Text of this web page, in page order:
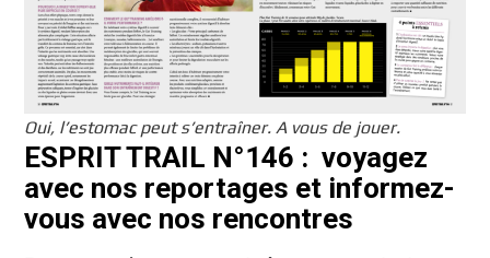
Oui, l’estomac peut s’entraîner. A vous de jouer.
ESPRIT TRAIL N°146 : voyagez
avec nos reportages et informez-
vous avec nos rencontres